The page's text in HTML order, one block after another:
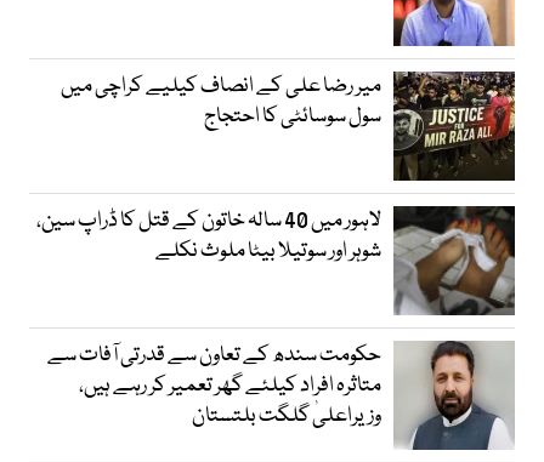
میر رضا علی کے انصاف کیلیے کراچی میں
سول سوسائٹی کا احتجاج
لاہور میں 40 سالہ خاتون کے قتل کا ڈراپ سین،
شوہر اور سوتیلا بیٹا ملوث نکلے
حکومت سندھ کے تعاون سے قدرتی آفات سے
متاثرہ افراد کیلئے گھر تعمیر کر رہے ہیں،
وزیراعلیٰ گلگت بلتستان